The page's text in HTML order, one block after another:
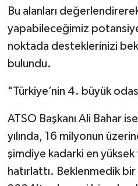
Bu alanları
yapabileceğimiz
noktada desteklerinizi
bulundu.
"Türkiye’nin 4. büyük
ATSO Başkanı Ali Bahar
yılında, 16 milyonun
şimdiye kadarki en yüksek
hatırlattı. Beklenmedik